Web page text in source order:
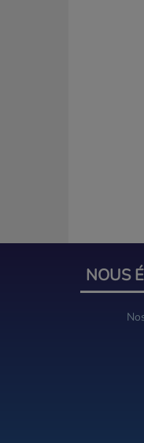
NOUS